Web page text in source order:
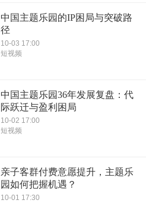
中国主题乐园的IP困局与突破路
径
10-03 17:00
短视频
中国主题乐园36年发展复盘：代
际跃迁与盈利困局
10-02 17:00
短视频
亲子客群付费意愿提升，主题乐
园如何把握机遇？
10-01 17:30